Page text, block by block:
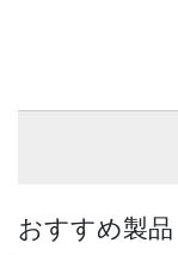
おすすめ製品